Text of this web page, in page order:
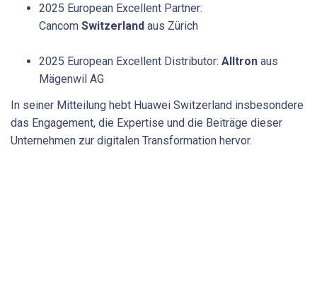
2025 European Excellent Partner:
Cancom Switzerland aus Zürich
2025 European Excellent Distributor: Alltron aus
Mägenwil AG
In seiner Mitteilung hebt Huawei Switzerland insbesondere
das Engagement, die Expertise und die Beiträge dieser
Unternehmen zur digitalen Transformation hervor.